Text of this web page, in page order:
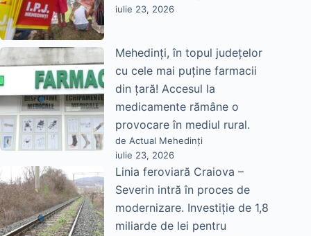
iulie 23, 2026
Mehedinți, în topul județelor
cu cele mai puține farmacii
din țară! Accesul la
medicamente rămâne o
provocare în mediul rural.
de Actual Mehedinți
iulie 23, 2026
Linia feroviară Craiova –
Severin intră în proces de
modernizare. Investiție de 1,8
miliarde de lei pentru